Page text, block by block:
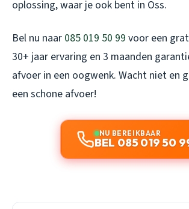
oplossing, waar je ook bent in Oss.
Bel nu naar 085 019 50 99 voor een
30+ jaar ervaring en 3 maanden
afvoer in een oogwenk. Wacht niet en
een schone afvoer!
NU BEREIKBAAR
BEL 085 019 50